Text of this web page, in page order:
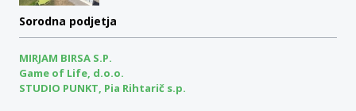
Sorodna podjetja
MIRJAM BIRSA S.P.
Game of Life, d.o.o.
STUDIO PUNKT, Pia Rihtarič s.p.